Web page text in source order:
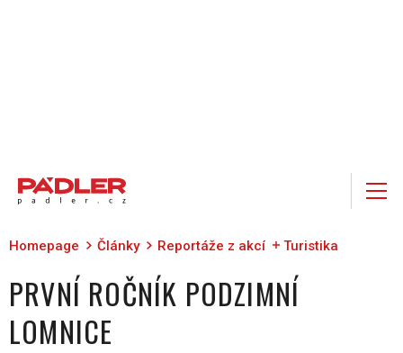
Homepage Články Reportáže z akcí Turistika
PRVNÍ ROČNÍK PODZIMNÍ
LOMNICE